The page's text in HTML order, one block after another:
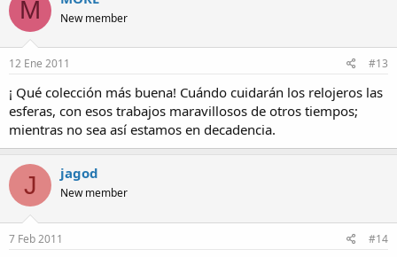
M New member
12 Ene 2011 #13
¡ Qué colección más buena! Cuándo cuidarán los relojeros las
esferas, con esos trabajos maravillosos de otros tiempos;
mientras no sea así estamos en decadencia.
J jagod
New member
7 Feb 2011 #14